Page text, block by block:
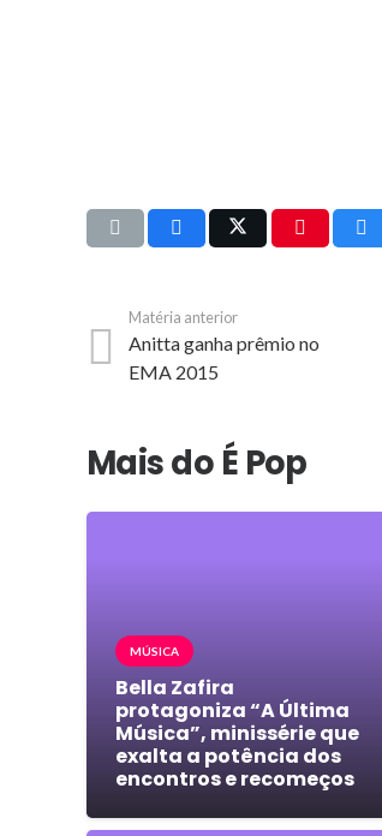
Matéria anterior
Anitta ganha prêmio no
EMA 2015
Mais do É Pop
MÚSICA
Bella Zafira
protagoniza “A Última
Música”, minissérie que
exalta a potência dos
encontros e recomeços